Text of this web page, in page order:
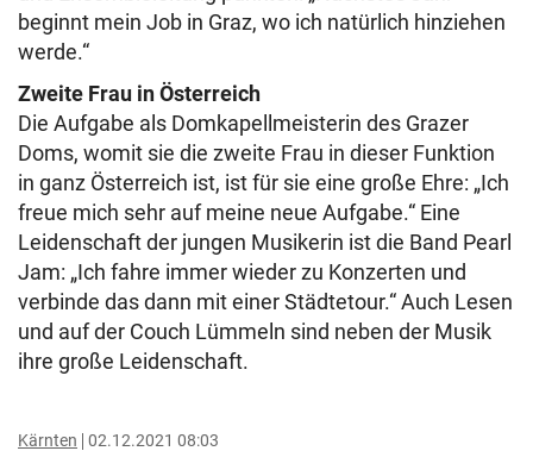
beginnt mein Job in Graz, wo ich natürlich hinziehen
werde.“
Zweite Frau in Österreich
Die Aufgabe als Domkapellmeisterin des Grazer
Doms, womit sie die zweite Frau in dieser Funktion
in ganz Österreich ist, ist für sie eine große Ehre: „Ich
freue mich sehr auf meine neue Aufgabe.“ Eine
Leidenschaft der jungen Musikerin ist die Band Pearl
Jam: „Ich fahre immer wieder zu Konzerten und
verbinde das dann mit einer Städtetour.“ Auch Lesen
und auf der Couch Lümmeln sind neben der Musik
ihre große Leidenschaft.
Kärnten 02.12.2021 08:03